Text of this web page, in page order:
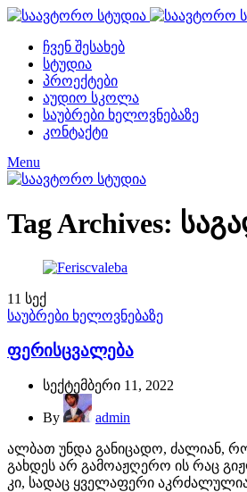
ჩვენ შესახებ
სტუდია
პროექტები
აუდიო სკოლა
საუბრები ხელოვნებაზე
კონტაქტი
Menu
Tag Archives:
11 სექ
საუბრები ხელოვნებაზე
ფერისცვალება
სექტემბერი 11, 2022
By admin
ალბათ უნდა განიცადო, ძალიან,
გახდეს არ გამოაჟღერო ის რაც
კი, სადაც ყველაფერი